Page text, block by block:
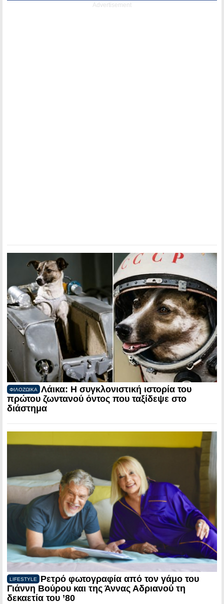
Advertisement
ΦΙΛΟΖΩΙΚΑ
Λάικα: Η συγκλονιστική ιστορία του
πρώτου ζωντανού όντος που ταξίδεψε στο
διάστημα
LIFESTYLE
Ρετρό φωτογραφία από τον γάμο του
Γιάννη Βούρου και της Άννας Αδριανού τη
δεκαετία του ’80